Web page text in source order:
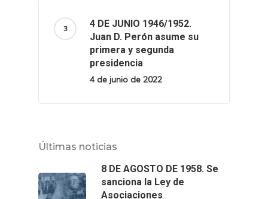
4 DE JUNIO 1946/1952.
Juan D. Perón asume su
primera y segunda
presidencia
4 de junio de 2022
Últimas noticias
8 DE AGOSTO DE 1958. Se
sanciona la Ley de
Asociaciones